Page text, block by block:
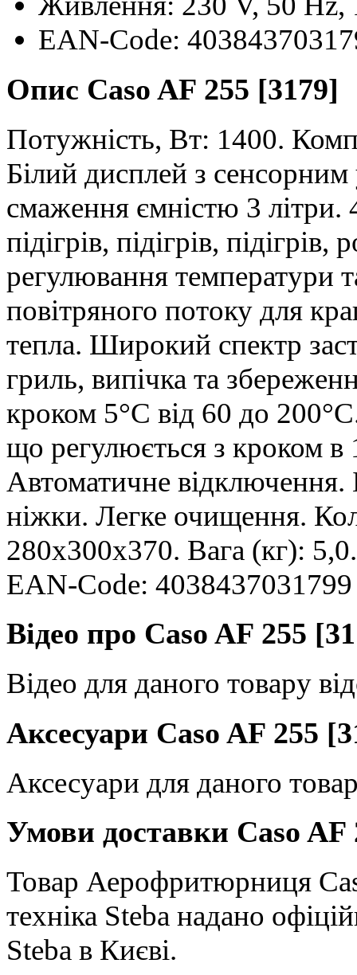
EAN-Code:
Опис Caso AF 255 [3179]
Потужність, Вт: 1400.
Білий дисплей з
смаження ємністю 3 літри.
підігрів, підігрів,
регулювання температури
повітряного потоку для
тепла. Широкий спектр
гриль, випічка та
кроком 5°C від 60 до
що регулюється з кроком
Автоматичне відключення.
ніжки. Легке очищення.
280x300x370. Вага (кг):
EAN-Code: 4038437031799
Відео про Caso AF 255
Відео для даного товару
Аксесуари Caso AF 255
Аксесуари для даного
Умови доставки Caso AF
Товар Аерофритюрниця
техніка Steba надано
Steba в Києві.